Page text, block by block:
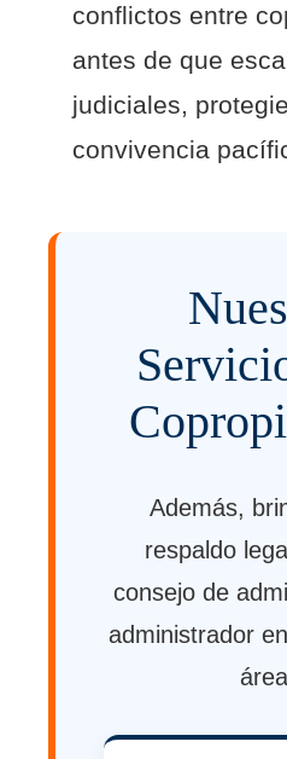
conflictos entre
antes de que
judiciales,
convivencia
Además,
respaldo
consejo de
administrador